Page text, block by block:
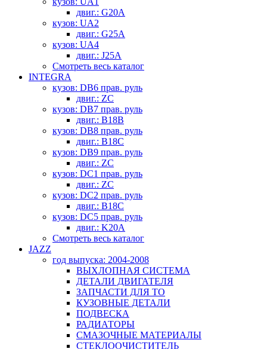
двиг.: G20A
кузов: UA2
двиг.: G25A
кузов: UA4
двиг.: J25A
Смотреть весь каталог
INTEGRA
кузов: DB6 прав. руль
двиг.: ZC
кузов: DB7 прав. руль
двиг.: B18B
кузов: DB8 прав. руль
двиг.: B18C
кузов: DB9 прав. руль
двиг.: ZC
кузов: DC1 прав. руль
двиг.: ZC
кузов: DC2 прав. руль
двиг.: B18C
кузов: DC5 прав. руль
двиг.: K20A
Смотреть весь каталог
JAZZ
год выпуска: 2004-2008
ВЫХЛОПНАЯ СИСТЕМА
ДЕТАЛИ ДВИГАТЕЛЯ
ЗАПЧАСТИ ДЛЯ ТО
КУЗОВНЫЕ ДЕТАЛИ
ПОДВЕСКА
РАДИАТОРЫ
СМАЗОЧНЫЕ МАТЕРИАЛЫ
СТЕКЛООЧИСТИТЕЛЬ